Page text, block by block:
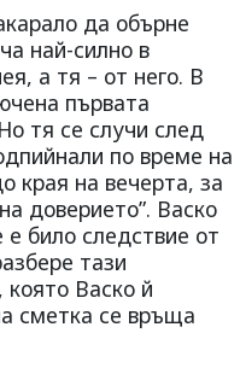
да обърне
най-силно в
а тя – от него. В
първата
тя се случи след
по време на
края на вечерта, за
доверието”. Васко
било следствие от
тази
Васко й
сметка се връща